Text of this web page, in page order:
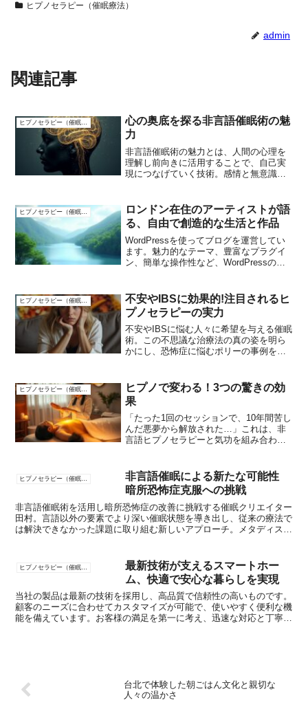
ヒプノセラピー（催眠療法）
admin
関連記事
ヒプノセラピー（催眠療法）
心の奥底を探る非言語催眠術の魅
力
非言語催眠術の魅力とは、人間の心理を
理解し前向きに活用することで、自己実
現につなげていく技術。感情と無意識に
ロンドン在住のアーティストが語
る、自由で創造的な生活と作品
WordPressを使ってブログを運営してい
ます。魅力的なテーマ、豊富なプラグイ
ン、簡単な操作性など、WordPressの優
益な情報をお届けしていきます。
不安やIBSに効果的!注目されるヒ
プノセラピーの実力
不安やIBSに悩む人々に希望を与える催眠
術。この不思議な治療法の真の姿を明ら
かにし、恐怖症に悩むポリーの事例を通
ヒプノセラピー（催眠療法）
ヒプノで変わる！3つの驚きの効
果
「たった1回のセッションで、10年間苦し
んだ悪夢から解放された…」これは、非
言語ヒプノセラピーと気功を組み合わせ
りにした時、私はこの技術の可能性に震
えました。 PT...
非言語催眠による新たな可能性
暗所恐怖症克服への挑戦
非言語催眠術を活用し暗所恐怖症の改善に挑戦する催眠クリエイター
田村。言語以外の要素でより深い催眠状態を導き出し、従来の療法で
は解決できなかった課題に取り組む新しいアプローチ。メタディスク
最新技術が支えるスマートホー
ム、快適で安心な暮らしを実現
当社の製品は最新の技術を採用し、高品質で信頼性の高いものです。
顧客のニーズに合わせてカスタマイズが可能で、使いやすく便利な機
能を備えています。お客様の満足を第一に考え、迅速な対応と丁寧な
台北で体験した朝ごはん文化と親切な
人々の温かさ